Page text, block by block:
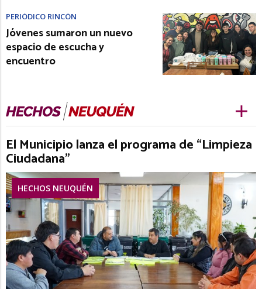
PERIÓDICO RINCÓN
Jóvenes sumaron un nuevo
espacio de escucha y
encuentro
El Municipio lanza el programa de “Limpieza
Ciudadana”
HECHOS NEUQUÉN